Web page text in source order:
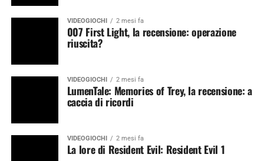
VIDEOGIOCHI 2 mesi fa
007 First Light, la recensione: operazione
riuscita?
VIDEOGIOCHI 2 mesi fa
LumenTale: Memories of Trey, la recensione: a
caccia di ricordi
VIDEOGIOCHI 2 mesi fa
La lore di Resident Evil: Resident Evil 1